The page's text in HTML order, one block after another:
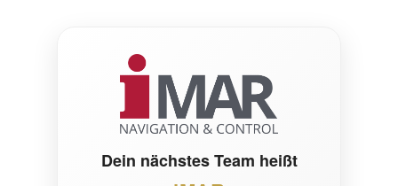
Dein nächstes Team heißt